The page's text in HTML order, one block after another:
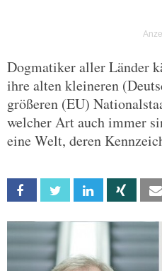
Dogmatiker aller Länder
ihre alten kleineren
größeren (EU)
welcher Art auch immer
eine Welt, deren
Facebook Twitter Linkedin Xing